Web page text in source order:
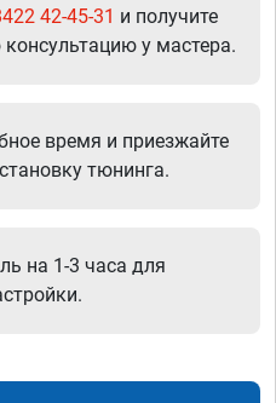
42-45-31 и получите
у мастера.
время и приезжайте
тюнинга.
на 1-3 часа для